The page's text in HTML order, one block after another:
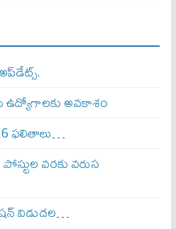
ఉద్యోగాలకు అవకాశం
ఫలితాలు…
వరకు వరుస
విడుదల…